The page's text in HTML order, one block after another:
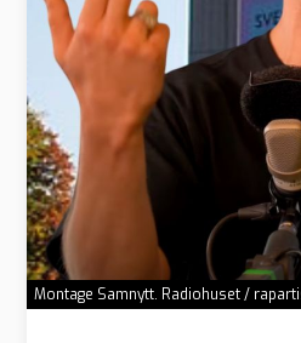
Montage Samnytt. Radiohuset /